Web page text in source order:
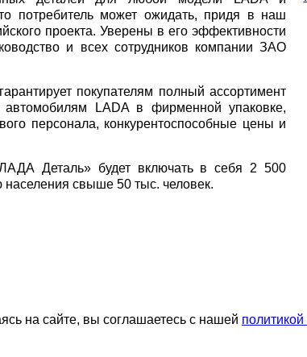
потребитель может ожидать, придя в наш
проекта. Уверены в его эффективности
и всех сотрудников компании ЗАО
покупателям полный ассортимент
LADA в фирменной упаковке,
персонала, конкурентоспособные цены и
Деталь» будет включать в себя 2 500
населения свыше 50 тыс. человек.
на сайте, вы соглашаетесь с нашей